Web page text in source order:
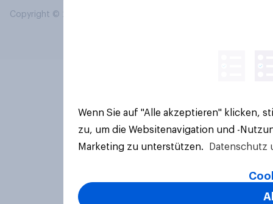
Copyright © 2026 YouGov PLC. Alle Rechte vorbehalten.
Wenn Sie auf "Alle akzeptieren" klicken,
zu, um die Websitenavigation und -
Marketing zu unterstützen.
Datenschutz